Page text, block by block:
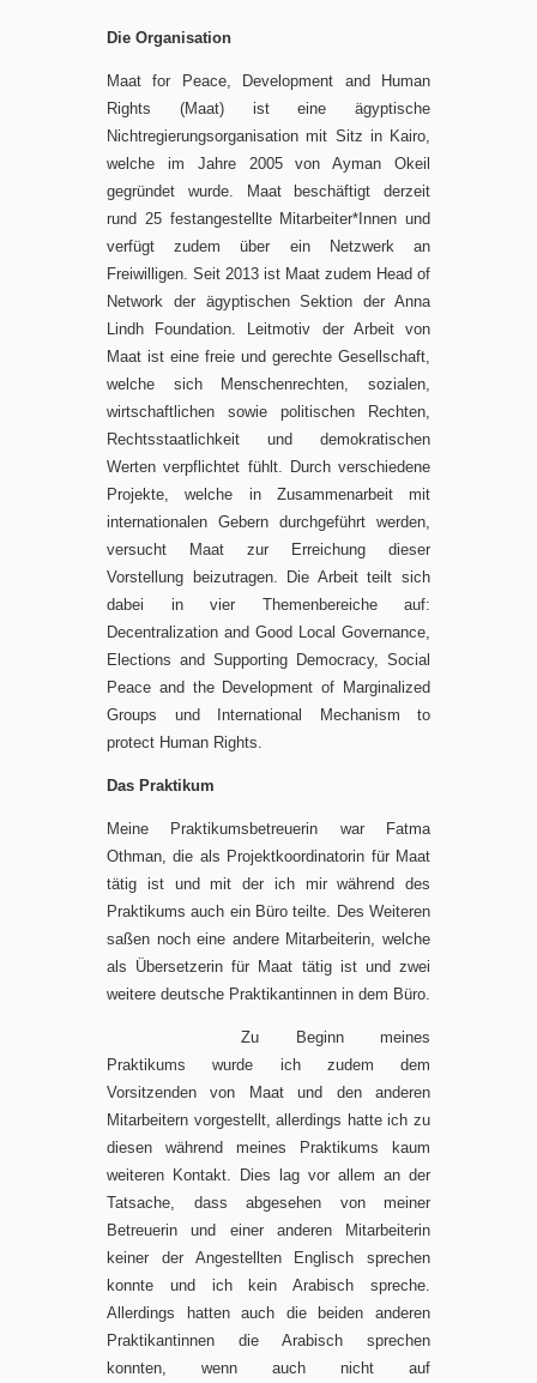
Die Organisation
Maat for Peace, Development and Human
Rights (Maat) ist eine ägyptische
Nichtregierungsorganisation mit Sitz in Kairo,
welche im Jahre 2005 von Ayman Okeil
gegründet wurde. Maat beschäftigt derzeit
rund 25 festangestellte Mitarbeiter*Innen und
verfügt zudem über ein Netzwerk an
Freiwilligen. Seit 2013 ist Maat zudem Head of
Network der ägyptischen Sektion der Anna
Lindh Foundation. Leitmotiv der Arbeit von
Maat ist eine freie und gerechte Gesellschaft,
welche sich Menschenrechten, sozialen,
wirtschaftlichen sowie politischen Rechten,
Rechtsstaatlichkeit und demokratischen
Werten verpflichtet fühlt. Durch verschiedene
Projekte, welche in Zusammenarbeit mit
internationalen Gebern durchgeführt werden,
versucht Maat zur Erreichung dieser
Vorstellung beizutragen. Die Arbeit teilt sich
dabei in vier Themenbereiche auf:
Decentralization and Good Local Governance,
Elections and Supporting Democracy, Social
Peace and the Development of Marginalized
Groups und International Mechanism to
protect Human Rights.
Das Praktikum
Meine Praktikumsbetreuerin war Fatma
Othman, die als Projektkoordinatorin für Maat
tätig ist und mit der ich mir während des
Praktikums auch ein Büro teilte. Des Weiteren
saßen noch eine andere Mitarbeiterin, welche
als Übersetzerin für Maat tätig ist und zwei
weitere deutsche Praktikantinnen in dem Büro.
Zu Beginn meines
Praktikums wurde ich zudem dem
Vorsitzenden von Maat und den anderen
Mitarbeitern vorgestellt, allerdings hatte ich zu
diesen während meines Praktikums kaum
weiteren Kontakt. Dies lag vor allem an der
Tatsache, dass abgesehen von meiner
Betreuerin und einer anderen Mitarbeiterin
keiner der Angestellten Englisch sprechen
konnte und ich kein Arabisch spreche.
Allerdings hatten auch die beiden anderen
Praktikantinnen die Arabisch sprechen
konnten, wenn auch nicht auf